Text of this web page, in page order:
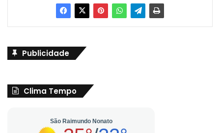
Publicidade
Clima Tempo